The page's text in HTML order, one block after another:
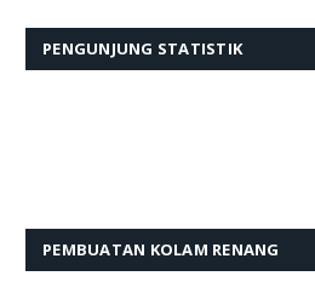
PENGUNJUNG STATISTIK
PEMBUATAN KOLAM RENANG